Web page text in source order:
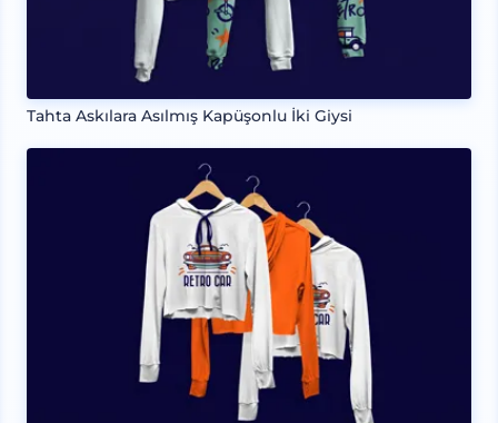
Tahta Askılara Asılmış Kapüşonlu İki Giysi